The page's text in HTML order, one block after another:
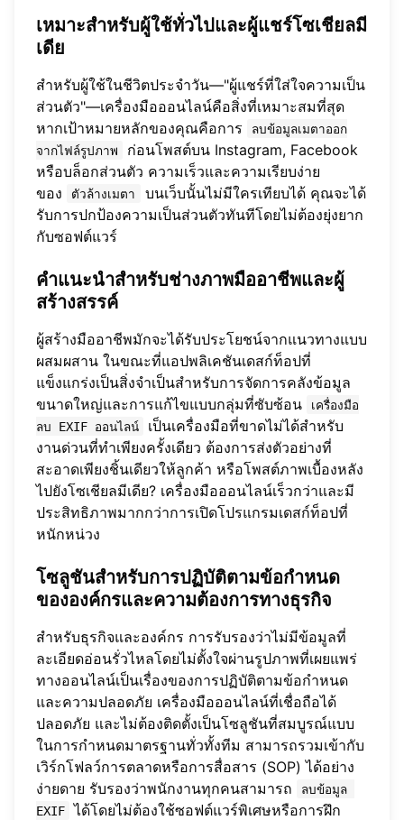
เหมาะสำหรับผู้ใช้ทั่วไปและผู้แชร์โซเชียลมี
เดีย
สำหรับผู้ใช้ในชีวิตประจำวัน—"ผู้แชร์ที่ใส่ใจความเป็น
ส่วนตัว"—เครื่องมือออนไลน์คือสิ่งที่เหมาะสมที่สุด
หากเป้าหมายหลักของคุณคือการ
ลบข้อมูลเมตาออก
จากไฟล์รูปภาพ
ก่อนโพสต์บน Instagram, Facebook
หรือบล็อกส่วนตัว ความเร็วและความเรียบง่าย
ของ
ตัวล้างเมตา
บนเว็บนั้นไม่มีใครเทียบได้ คุณจะได้
รับการปกป้องความเป็นส่วนตัวทันทีโดยไม่ต้องยุ่งยาก
กับซอฟต์แวร์
คำแนะนำสำหรับช่างภาพมืออาชีพและผู้
สร้างสรรค์
ผู้สร้างมืออาชีพมักจะได้รับประโยชน์จากแนวทางแบบ
ผสมผสาน ในขณะที่แอปพลิเคชันเดสก์ท็อปที่
แข็งแกร่งเป็นสิ่งจำเป็นสำหรับการจัดการคลังข้อมูล
ขนาดใหญ่และการแก้ไขแบบกลุ่มที่ซับซ้อน
เครื่องมือ
ลบ EXIF ออนไลน์
เป็นเครื่องมือที่ขาดไม่ได้สำหรับ
งานด่วนที่ทำเพียงครั้งเดียว ต้องการส่งตัวอย่างที่
สะอาดเพียงชิ้นเดียวให้ลูกค้า หรือโพสต์ภาพเบื้องหลัง
ไปยังโซเชียลมีเดีย? เครื่องมือออนไลน์เร็วกว่าและมี
ประสิทธิภาพมากกว่าการเปิดโปรแกรมเดสก์ท็อปที่
หนักหน่วง
โซลูชันสำหรับการปฏิบัติตามข้อกำหนด
ขององค์กรและความต้องการทางธุรกิจ
สำหรับธุรกิจและองค์กร การรับรองว่าไม่มีข้อมูลที่
ละเอียดอ่อนรั่วไหลโดยไม่ตั้งใจผ่านรูปภาพที่เผยแพร่
ทางออนไลน์เป็นเรื่องของการปฏิบัติตามข้อกำหนด
และความปลอดภัย เครื่องมือออนไลน์ที่เชื่อถือได้
ปลอดภัย และไม่ต้องติดตั้งเป็นโซลูชันที่สมบูรณ์แบบ
ในการกำหนดมาตรฐานทั่วทั้งทีม สามารถรวมเข้ากับ
เวิร์กโฟลว์การตลาดหรือการสื่อสาร (SOP) ได้อย่าง
ง่ายดาย รับรองว่าพนักงานทุกคนสามารถ
ลบข้อมูล
EXIF ได้โดยไม่ต้องใช้ซอฟต์แวร์พิเศษหรือการฝึก